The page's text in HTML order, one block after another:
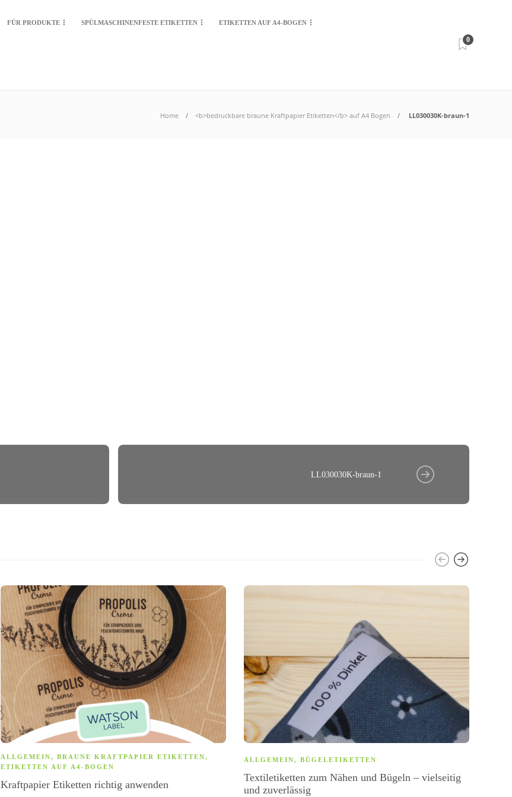
FÜR PRODUKTE SPÜLMASCHINENFESTE ETIKETTEN ETIKETTEN AUF A4-BOGEN
0
Home <b>bedruckbare braune Kraftpapier Etiketten</b> auf A4 Bogen LL030030K-braun-1
LL030030K-braun-1
ALLGEMEIN, BRAUNE KRAFTPAPIER ETIKETTEN,
ETIKETTEN AUF A4-BOGEN
Kraftpapier Etiketten richtig anwenden
ALLGEMEIN, BÜGELETIKETTEN
Textiletiketten zum Nähen und Bügeln – vielseitig
und zuverlässig